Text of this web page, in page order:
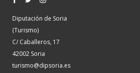
Diputación de Soria
(Turismo)
C/ Caballeros, 17
42002 Soria
turismo@dipsoria.es